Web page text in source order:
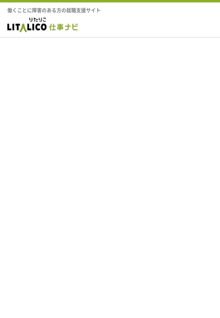
働くことに障害のある方の就職支援サイト